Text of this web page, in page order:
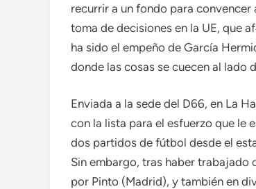
recurrir a un fondo para
toma de decisiones en la UE, que
ha sido el empeño de García
donde las cosas se cuecen al lado
Enviada a la sede del D66, en La
con la lista para el esfuerzo que le
dos partidos de fútbol desde el
Sin embargo, tras haber
por Pinto (Madrid), y también en